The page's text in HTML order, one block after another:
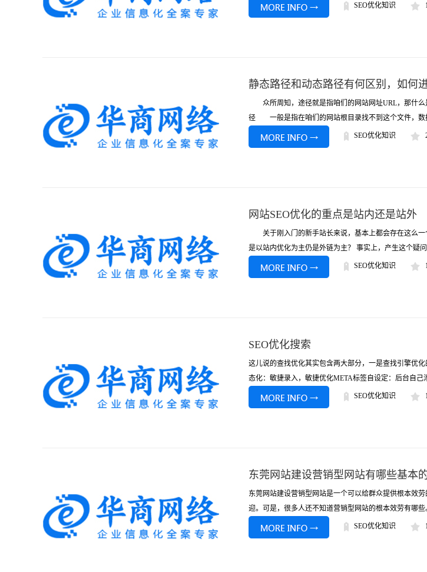
SEO优化知识
静态路径和动态路径有何区别，如何进
众所周知，途径就是指咱们的网站网址URL，那什
径 一般是指在咱们的网站根目录找不到这个文件，数
SEO优化知识
网站SEO优化的重点是站内还是站外
关于刚入门的新手站长来说，基本上都会存在这么一
是以站内优化为主仍是外链为主？ 事实上，产生这个疑
SEO优化知识
SEO优化搜索
这儿说的查找优化其实包含两大部分，一是查找引擎优
态化：敏捷录入，敏捷优化META标签自设定：后台自
SEO优化知识
东莞网站建设营销型网站有哪些基本
东莞网站建设营销型网站是一个可以给群众提供根本效
迎。可是，很多人还不知道营销型网站的根本效劳有哪
SEO优化知识